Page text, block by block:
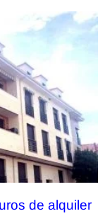
de alquiler